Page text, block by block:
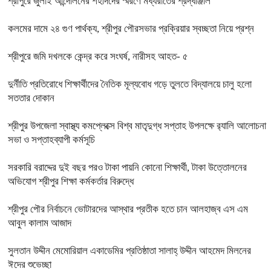
কলমের দামে ২৪ গুণ পার্থক্য, শ্রীপুর পৌরসভার প্রক্রিয়ার স্বচ্ছতা নিয়ে প্রশ্ন
শ্রীপুরে জমি দখলকে কেন্দ্র করে সংঘর্ষ, নারীসহ আহত- ৫
দুর্নীতি প্রতিরোধে শিক্ষার্থীদের নৈতিক মূল্যবোধ গড়ে তুলতে বিদ্যালয়ে চালু হলো
সততার দোকান
শ্রীপুর উপজেলা স্বাস্থ্য কমপ্লেক্সে বিশ্ব মাতৃদুগ্ধ সপ্তাহ উপলক্ষে র‍্যালি আলোচনা
সভা ও সপ্তাহব্যাপী কর্মসূচি
সরকারি বরাদ্দের দুই বছর পরও টাকা পায়নি কোনো শিক্ষার্থী, টাকা উত্তোলনের
অভিযোগ শ্রীপুর শিক্ষা কর্মকর্তার বিরুদ্ধে
শ্রীপুর পৌর নির্বাচনে ভোটারদের আস্থার প্রতীক হতে চান আলহাজ্ব এস এম
আবুল কালাম আজাদ
সুলতান উদ্দীন মেমোরিয়াল একাডেমির প্রতিষ্ঠাতা সালাহ্ উদ্দীন আহমেদ মিলনের
ঈদের শুভেচ্ছা